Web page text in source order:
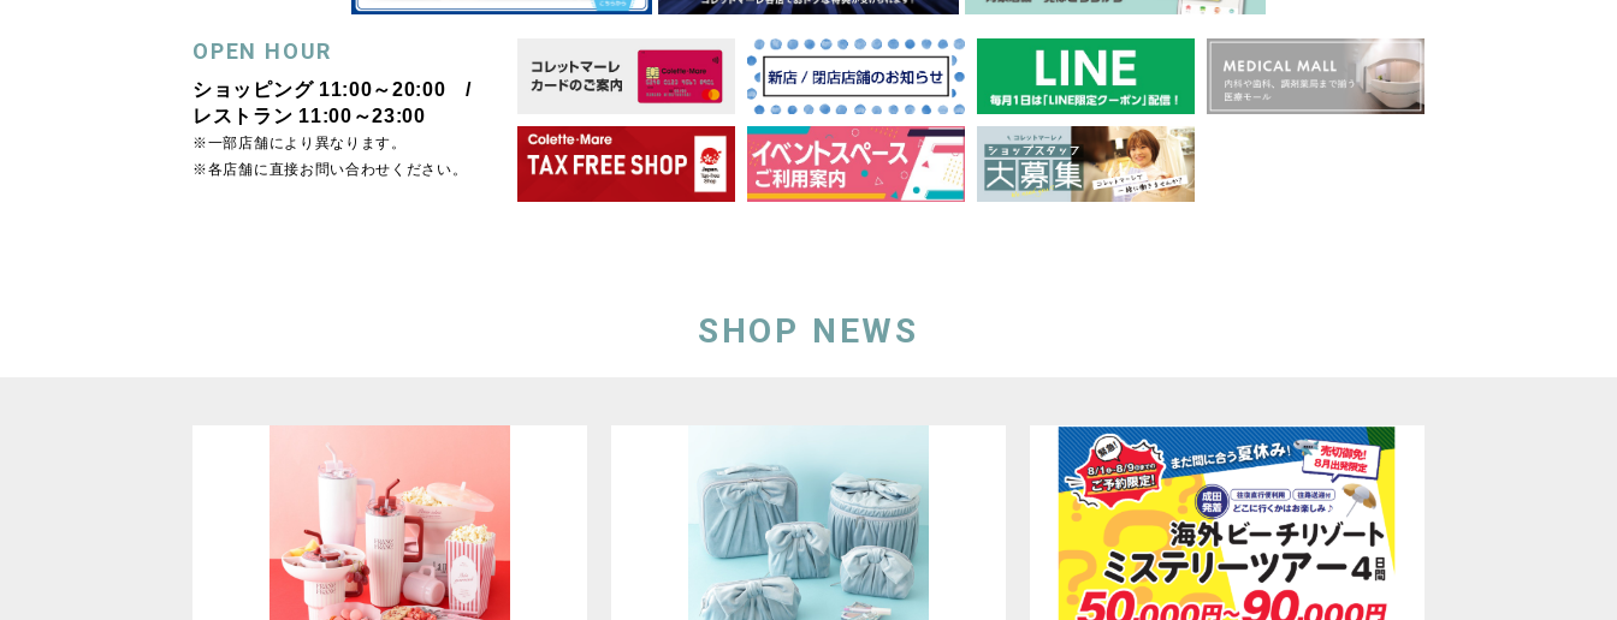
OPEN HOUR
ショッピング 11:00～20:00 /
レストラン 11:00～23:00
※一部店舗により異なります。
※各店舗に直接お問い合わせください。
SHOP NEWS